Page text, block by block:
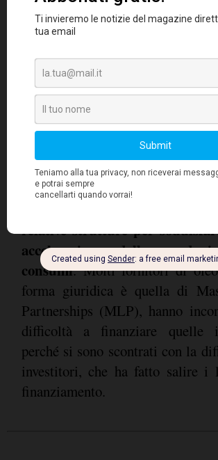
Per di più, si tratta di un
fortissimo fabbisogno di capitali
può soddisfare l'aumento della
se esistono le infrastrutture
un'adeguata distribuzione ai
risulta sempre più evidente che
relative strutture per
accelerazione della
consumi. Molti fornitori di
forma giuridica è quella di
Partnerships (MLP), hanno
difficoltà a finanziare quelle
perché si sono scontrati con la
investitori, che ha fatto salire i
finanziamento.